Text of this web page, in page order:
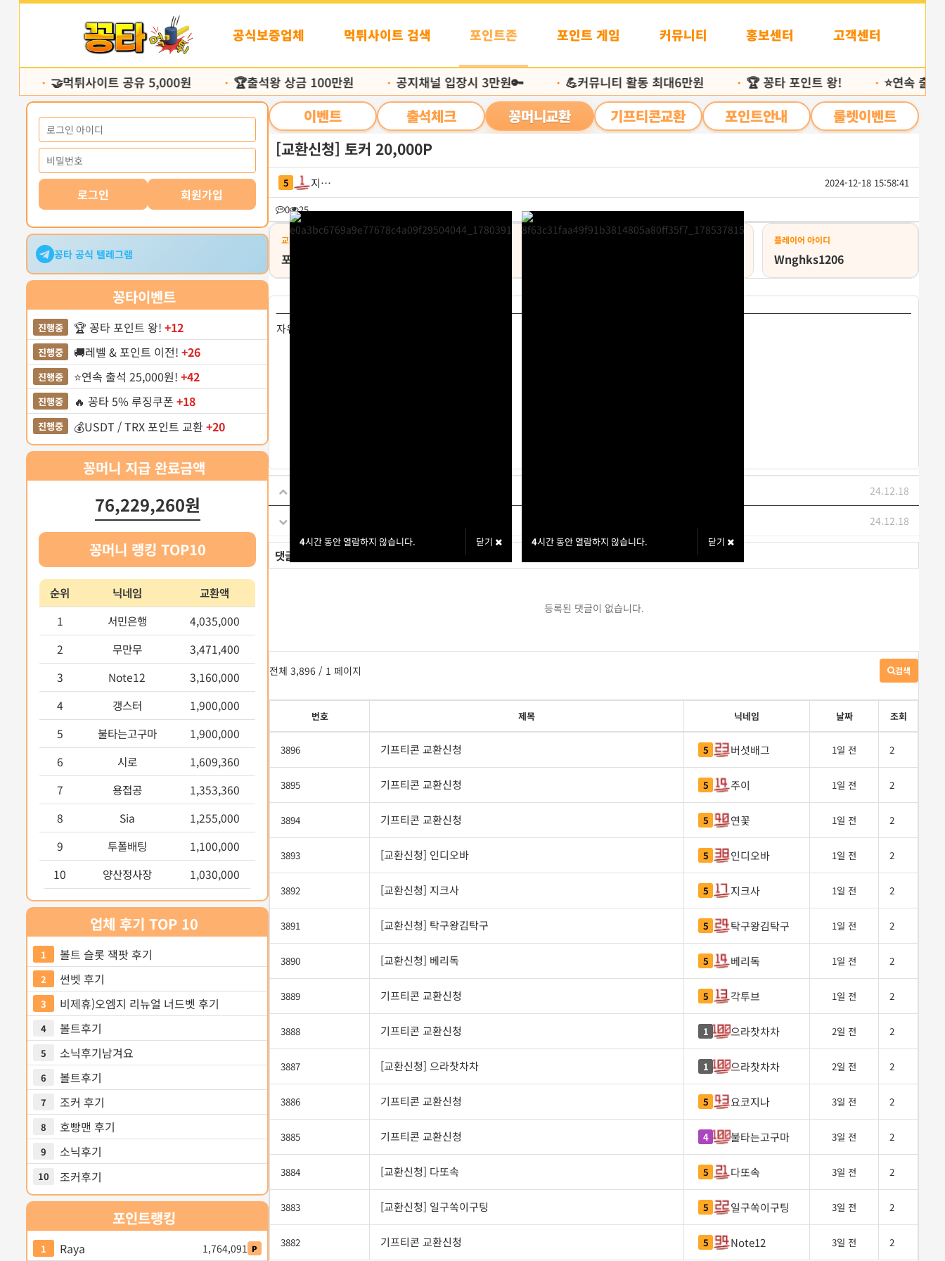
4시간 동안 열람하지 않습니다. 닫기 4시간 동안 열람하지 않습니다. 닫기
공식보증업체 먹튀사이트 검색 포인트존 포인트 게임 커뮤니티 홍보센터 고객센터
🤝먹튀사이트 공유 5,000원 🏆출석왕 상금 100만원 공지채널 입장시 3만원🔑 💪커뮤니티 활동 최대6만원 🏆 꽁타 포인트 왕! ⭐️연속 출석
로그인 회원가입
꽁타 공식 텔레그램
꽁타이벤트
진행중 🏆 꽁타 포인트 왕! +12
진행중 🚚레벨 & 포인트 이전! +26
진행중 ⭐️연속 출석 25,000원! +42
진행중 🔥 꽁타 5% 루징쿠폰 +18
진행중 💰USDT / TRX 포인트 교환+20
꽁머니 지급 완료금액
76,229,260원
꽁머니 랭킹 TOP10
순위 닉네임
교환액
1
서민은행
4,035,000
2
무만무
3,471,400
3
Note12
3,160,000
4
갱스터
1,900,000
5
불타는고구마
1,900,000
6
시로
1,609,360
7
용접공
1,353,360
8
Sia
1,255,000
9
투폴배팅
1,100,000
10
양산정사장 1,030,000
업체 후기 TOP 10
1 볼트 슬롯 잭팟 후기
2 썬벳 후기
3 비제휴)오엠지 리뉴얼 너드벳 후기
4 볼트후기
5 소닉후기남겨요
6 볼트후기
7 조커 후기
8 호빵맨 후기
9 소닉후기
10 조커후기
포인트랭킹
1 Raya 1,764,091 P
이벤트 출석체크 꽁머니교환 기프티콘교환 포인트안내 룰렛이벤트
[교환신청] 토커 20,000P
5 지발좀
2024-12-18 15:58:41
0
25
록
교환유형
포인트 교환
플레이어 아이디
Wnghks1206
자유게시판x
24.12.18
24.12.18
댓글
등록된 댓글이 없습니다.
전체 3,896 / 1 페이지 검색
게
판
검
번호 제목 닉네임 날짜 조회
3896 기프티콘 교환신청 5 버섯배그 1일 전 2
3895 기프티콘 교환신청 5 주이 1일 전 2
3894 기프티콘 교환신청 5 연꽃 1일 전 2
3893 [교환신청] 인디오바 5 인디오바 1일 전 2
3892 [교환신청] 지크사 5 지크사 1일 전 2
3891 [교환신청] 탁구왕김탁구 5 탁구왕김탁구 1일 전 2
3890 [교환신청] 베리독 5 베리독 1일 전 2
3889 기프티콘 교환신청 5 각투브 1일 전 2
3888 기프티콘 교환신청 1 으라찻차차 2일 전 2
3887 [교환신청] 으라찻차차 1 으라찻차차 2일 전 2
3886 기프티콘 교환신청 5 요코지나 3일 전 2
3885 기프티콘 교환신청 4 불타는고구마 3일 전 2
3884 [교환신청] 다또속 5 다또속 3일 전 2
3883 [교환신청] 일구쏙이구팅 5 일구쏙이구팅 3일 전 2
3882 기프티콘 교환신청 5 Note12 3일 전 2